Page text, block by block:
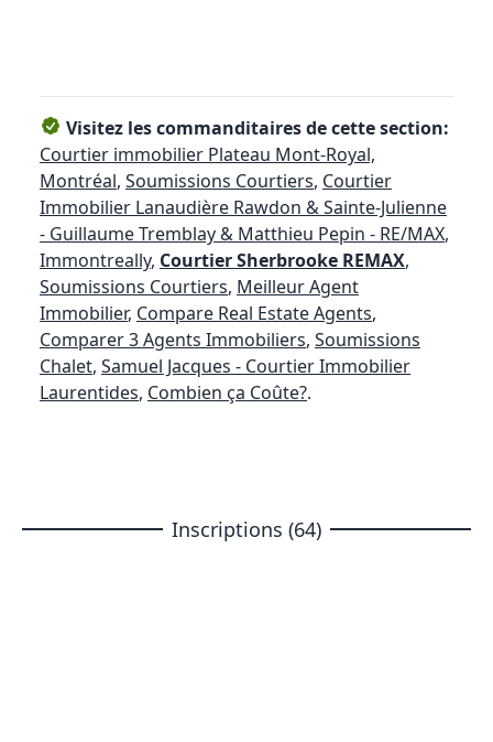
Visitez les commanditaires de cette section:
Courtier immobilier Plateau Mont-Royal,
Montréal, Soumissions Courtiers, Courtier
Immobilier Lanaudière Rawdon & Sainte-Julienne
- Guillaume Tremblay & Matthieu Pepin - RE/MAX,
Immontreally, Courtier Sherbrooke REMAX,
Soumissions Courtiers, Meilleur Agent
Immobilier, Compare Real Estate Agents,
Comparer 3 Agents Immobiliers, Soumissions
Chalet, Samuel Jacques - Courtier Immobilier
Laurentides, Combien ça Coûte?.
Inscriptions (64)